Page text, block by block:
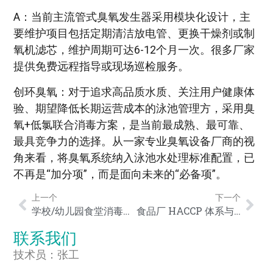
A：当前主流管式臭氧发生器采用模块化设计，主
要维护项目包括定期清洁放电管、更换干燥剂或制
氧机滤芯，维护周期可达6-12个月一次。很多厂家
提供免费远程指导或现场巡检服务。
创环臭氧：对于追求高品质水质、关注用户健康体
验、期望降低长期运营成本的泳池管理方，采用臭
氧+低氯联合消毒方案，是当前最成熟、最可靠、
最具竞争力的选择。从一家专业臭氧设备厂商的视
角来看，将臭氧系统纳入泳池水处理标准配置，已
不再是“加分项”，而是面向未来的“必备项”。
上一个
学校/幼儿园食堂消毒方案：为什么越来越多机构选臭氧水机？
下一个
食品厂 HACCP 体系与臭氧水消毒：合规要点全解析
联系我们
技术员：张工